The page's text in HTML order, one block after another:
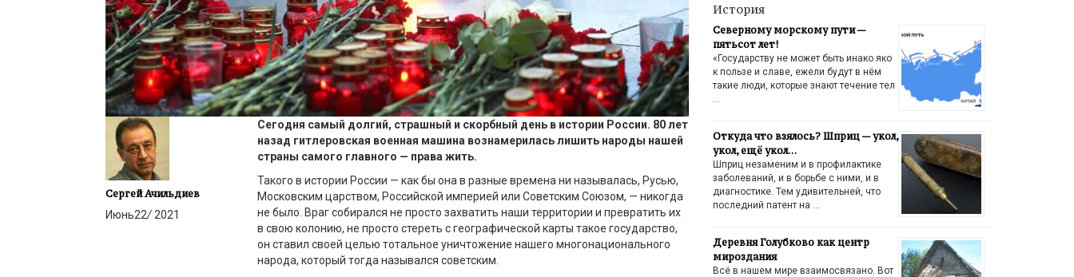
Сергей Ачильдиев
Июнь22/2021
Сегодня самый долгий, страшный и скорбный день в истории России. 80 лет
назад гитлеровская военная машина вознамерилась лишить народы нашей
страны самого главного — права жить.
Такого в истории России — как бы она в разные времена ни называлась, Русью,
Московским царством, Российской империей или Советским Союзом, — никогда
не было. Враг собирался не просто захватить наши территории и превратить их
в свою колонию, не просто стереть с географической карты такое государство,
он ставил своей целью тотальное уничтожение нашего многонационального
народа, который тогда назывался советским.
История
Северному морскому пути —
пятьсот лет!
«Государству не может быть инако яко
к пользе и славе, ежели будут в нём
такие люди, которые знают течение тел
Откуда что взялось? Шприц — укол,
укол, ещё укол…
Шприц незаменим и в профилактике
заболеваний, и в борьбе с ними, и в
диагностике. Тем удивительней, что
последний патент на …
Деревня Голубково как центр
мироздания
Всё в нашем мире взаимосвязано. Вот